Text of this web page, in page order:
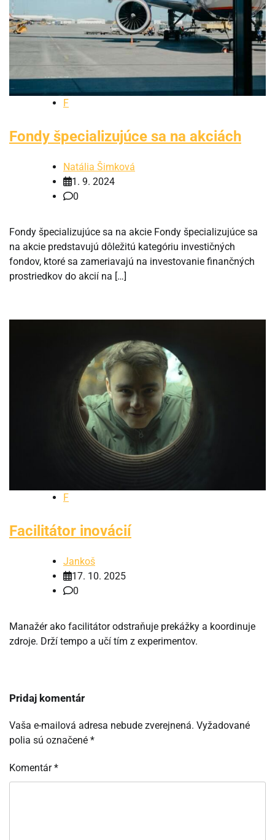
F
Fondy špecializujúce sa na akciách
Natália Šimková
1. 9. 2024
0
Fondy špecializujúce sa na akcie Fondy špecializujúce sa
na akcie predstavujú dôležitú kategóriu investičných
fondov, ktoré sa zameriavajú na investovanie finančných
prostriedkov do akcií na […]
F
Facilitátor inovácií
Jankoš
17. 10. 2025
0
Manažér ako facilitátor odstraňuje prekážky a koordinuje
zdroje. Drží tempo a učí tím z experimentov.
Pridaj komentár
Vaša e-mailová adresa nebude zverejnená. Vyžadované
polia sú označené *
Komentár*